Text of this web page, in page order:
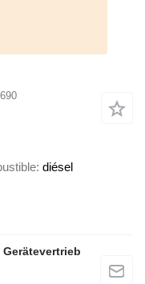
diésel
Gerätevertrieb